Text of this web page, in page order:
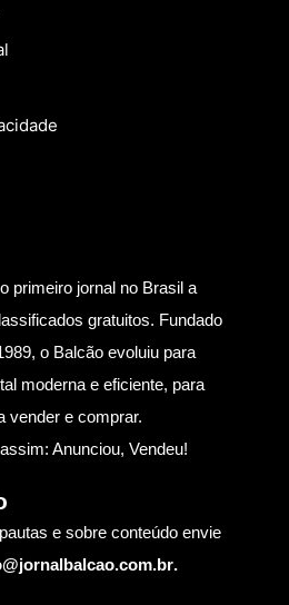
primeiro jornal no Brasil a
gratuitos. Fundado
o Balcão evoluiu para
moderna e eficiente, para
vender e comprar.
Anunciou, Vendeu!
e sobre conteúdo envie
.